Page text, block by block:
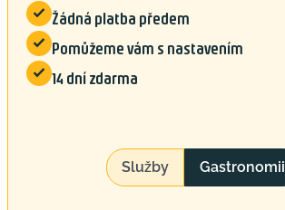
Žádná platba předem
Pomůžeme vám s nastavením
14 dní zdarma
Služby Gastronomii